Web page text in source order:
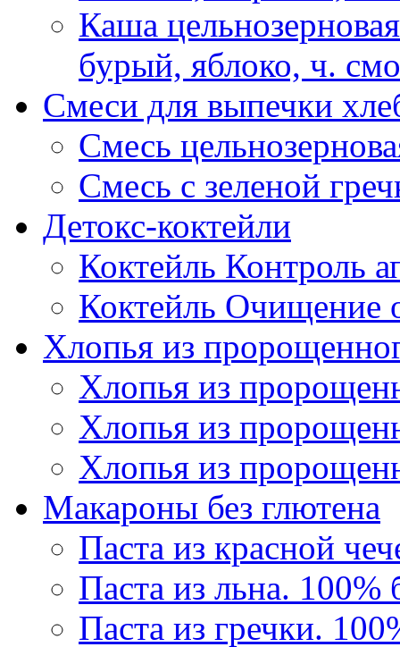
Каша
бурый, яблоко, ч.
Смеси для выпечки
Смесь
Смесь с зеленой
Детокс-коктейли
Коктейль Контроль
Коктейль Очищение
Хлопья из
Хлопья из
Хлопья из
Хлопья из
Макароны без глютена
Паста из красной
Паста из льна. 100%
Паста из гречки.